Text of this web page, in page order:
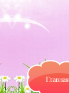
Главная